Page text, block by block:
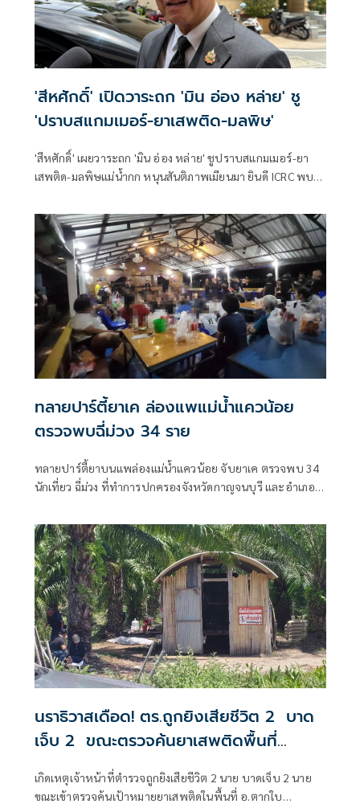
'สีหศักดิ์' เปิดวาระถก 'มิน อ่อง หล่าย' ชู
'ปราบสแกมเมอร์-ยาเสพติด-มลพิษ'
'สีหศักดิ์' เผยวาระถก 'มิน อ่อง หล่าย' ชูปราบสแกมเมอร์-ยา
เสพติด-มลพิษแม่น้ำกก หนุนสันติภาพเมียนมา ยินดี ICRC พบ
ทลายปาร์ตี้ยาเค ล่องแพแม่น้ำแควน้อย
ตรวจพบฉี่ม่วง 34 ราย
ทลายปาร์ตี้ยาบนแพล่องแม่น้ำแควน้อย จับยาเค ตรวจพบ 34
นักเที่ยว ฉี่ม่วง ที่ทำการปกครองจังหวัดกาญจนบุรี และอําเภอ
ยาเสพติด
นราธิวาสเดือด! ตร.ถูกยิงเสียชีวิต 2 บาด
เจ็บ 2 ขณะตรวจค้นยาเสพติดพื้นที่
เกิดเหตุเจ้าหน้าที่ตำรวจถูกยิงเสียชีวิต 2 นาย บาดเจ็บ 2 นาย
ขณะเข้าตรวจค้นเป้าหมายยาเสพติดในพื้นที่ อ.ตากใบ